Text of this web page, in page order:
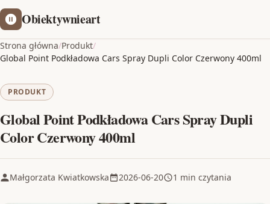
Obiektywnieart
Strona główna/Produkt/
Global Point Podkładowa Cars Spray Dupli Color Czerwony 400ml
PRODUKT
Global Point Podkładowa Cars Spray Dupli
Color Czerwony 400ml
Małgorzata Kwiatkowska 2026-06-20 1 min czytania